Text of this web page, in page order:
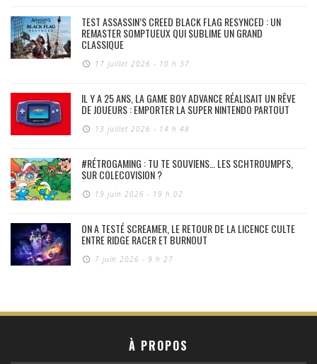
TEST ASSASSIN’S CREED BLACK FLAG RESYNCED : UN
REMASTER SOMPTUEUX QUI SUBLIME UN GRAND
CLASSIQUE
17 juillet 2026 - 10 h 37
IL Y A 25 ANS, LA GAME BOY ADVANCE RÉALISAIT UN RÊVE
DE JOUEURS : EMPORTER LA SUPER NINTENDO PARTOUT
13 juillet 2026 - 14 h 48
#RÉTROGAMING : TU TE SOUVIENS… LES SCHTROUMPFS,
SUR COLECOVISION ?
19 juin 2026 - 19 h 02
ON A TESTÉ SCREAMER, LE RETOUR DE LA LICENCE CULTE
ENTRE RIDGE RACER ET BURNOUT
7 juin 2026 - 9 h 27
À PROPOS